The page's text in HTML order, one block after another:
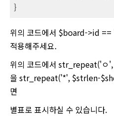
}
위의 코드에서 $board->id
적용해주세요.
위의 코드에서 str_repeat('
을 str_repeat('*', $strlen-
면
별표로 표시하실 수 있습니다.